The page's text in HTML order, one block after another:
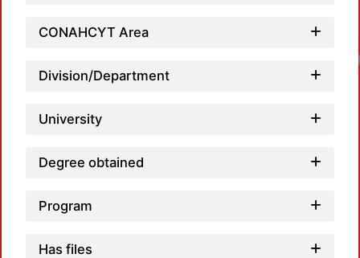
CONAHCYT Area
Division/Department
University
Degree obtained
Program
Has files